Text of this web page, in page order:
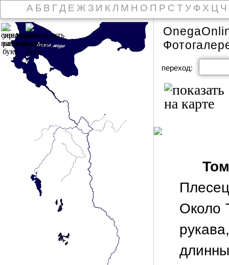
А Б В Г Д Е Ж З И К Л М Н О П Р С Т У Ф Х Ц Ч
переход:
Около